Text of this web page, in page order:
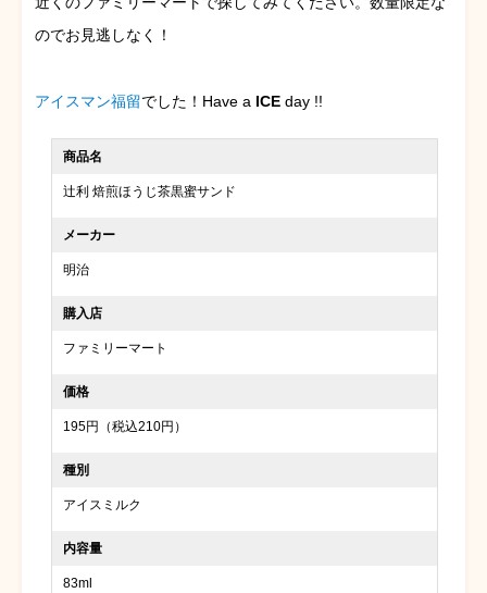
のでお見逃しなく！
アイスマン福留でした！Have a ICE day !!
商品名
辻利 焙煎ほうじ茶黒蜜サンド
メーカー
明治
購入店
ファミリーマート
価格
195円（税込210円）
種別
アイスミルク
内容量
83ml